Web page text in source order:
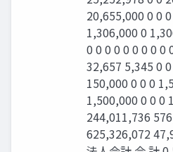
20,655,000 0 0
1,306,000 0
0 0 0 0 0 0 0 0 0
32,657 5,345 0
150,000 0 0 0
1,500,000 0 0 0
244,011,736
625,326,072